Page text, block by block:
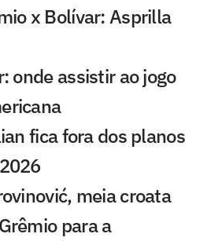
x Bolívar: Asprilla
onde assistir ao jogo
fica fora dos planos
meia croata
para a